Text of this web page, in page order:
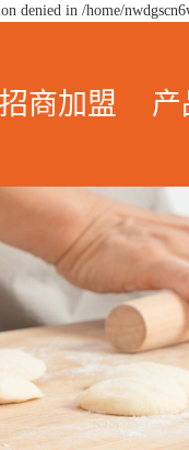
denied in /home/
招商加盟 产